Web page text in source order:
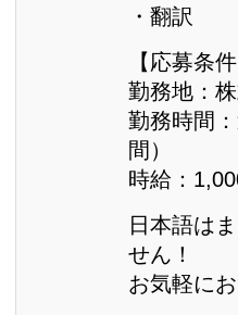
・翻訳
【応募条件
勤務地：
勤務時間
間）
時給：
日本語は
せん！
お気軽に